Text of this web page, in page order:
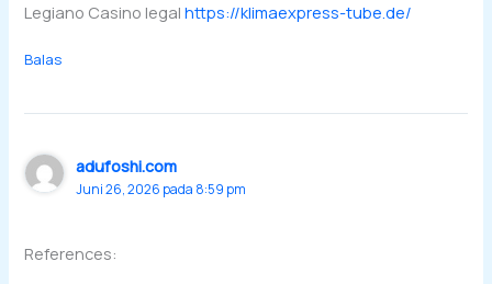
Legiano Casino legalhttps://klimaexpress-tube.de/
Balas
adufoshi.com
Juni 26, 2026 pada 8:59 pm
References: